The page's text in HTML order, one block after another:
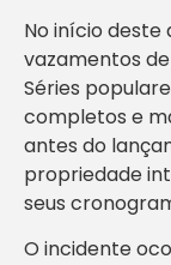
No início deste
vazamentos
Séries
completos e
antes do
propriedade
seus
O incidente